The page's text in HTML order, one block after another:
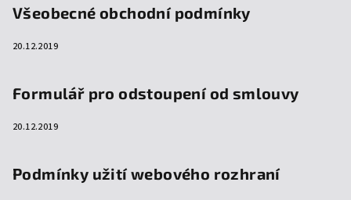
Všeobecné obchodní podmínky
20.12.2019
Formulář pro odstoupení od smlouvy
20.12.2019
Podmínky užití webového rozhraní